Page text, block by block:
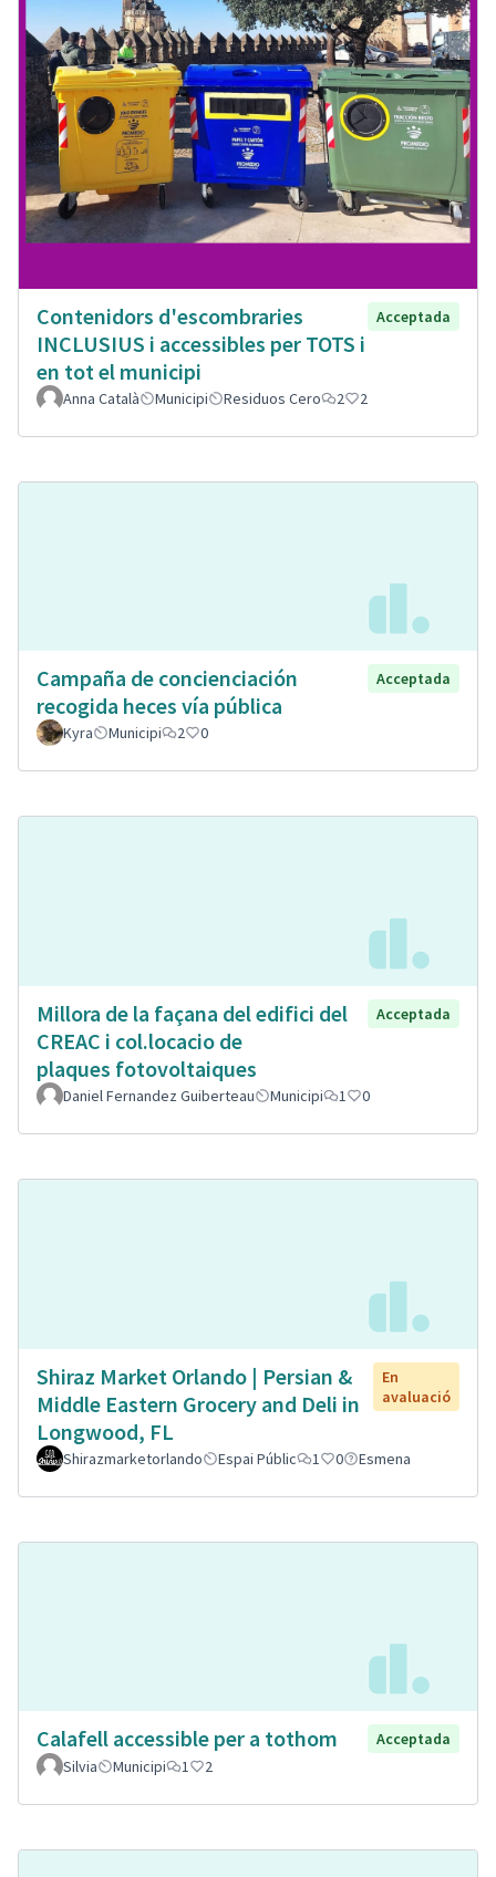
Contenidors d'escombraries
INCLUSIUS i accessibles per TOTS i
en tot el municipi
Acceptada
Anna Català Municipi Residuos Cero 2 2
Campaña de concienciación
recogida heces vía pública
Acceptada
Kyra Municipi 2 0
Millora de la façana del edifici del
CREAC i col.locacio de
plaques fotovoltaiques
Acceptada
Daniel Fernandez Guiberteau Municipi 1 0
Shiraz Market Orlando | Persian &
Middle Eastern Grocery and Deli in
Longwood, FL
En
avaluació
Shirazmarketorlando Espai Públic 1 0 Esmena
Calafell accessible per a tothom
Acceptada
Silvia
Municipi 1 2